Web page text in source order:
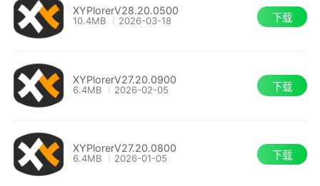
XYPlorerV28.20.0500
10.4MB 2026-03-18 下载
XYPlorerV27.20.0900
6.4MB 2026-02-05 下载
XYPlorerV27.20.0800
6.4MB 2026-01-05 下载